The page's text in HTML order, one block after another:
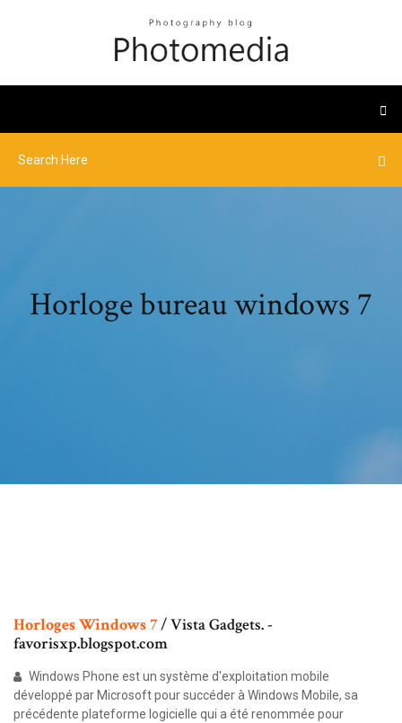
Horloge bureau windows 7
HorlogesWindows7/ Vista Gadgets. -
favorisxp.blogspot.com
Windows Phone est un système d'exploitation mobile
développé par Microsoft pour succéder à Windows Mobile, sa
précédente plateforme logicielle qui a été renommée pour